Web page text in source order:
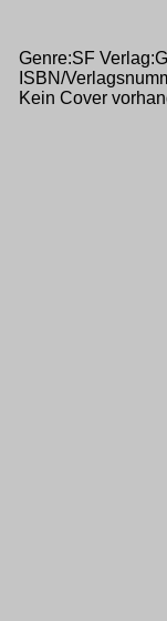
Genre:SF
ISBN/
Kein Cover